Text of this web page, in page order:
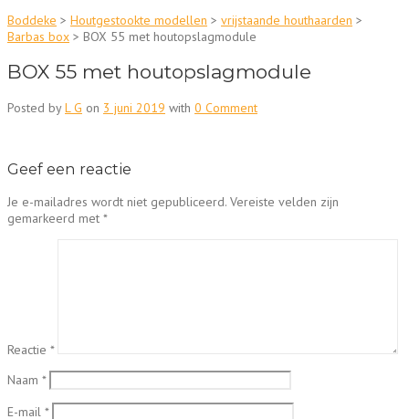
Boddeke > Houtgestookte modellen > vrijstaande houthaarden >
Barbas box > BOX 55 met houtopslagmodule
BOX 55 met houtopslagmodule
Posted byL G on 3 juni 2019 with 0 Comment
Geef een reactie
Je e-mailadres wordt niet gepubliceerd. Vereiste velden zijn
gemarkeerd met *
Reactie *
Naam *
E-mail *